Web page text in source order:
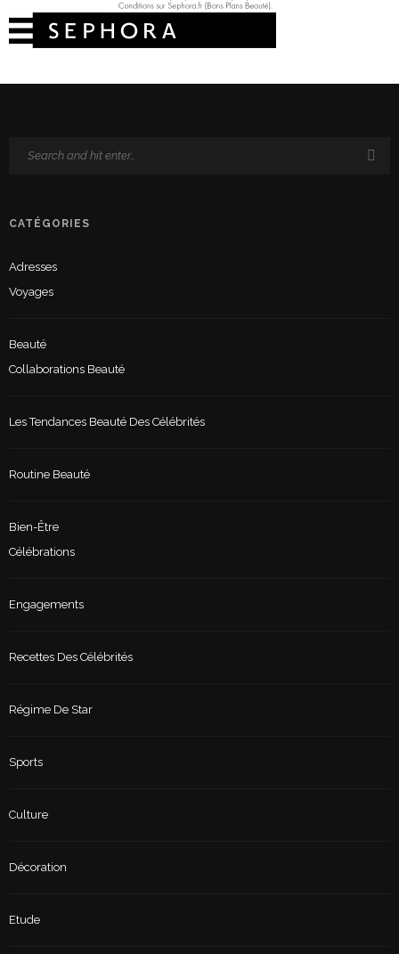
CATÉGORIES
Adresses
Voyages
Beauté
Collaborations Beauté
Les Tendances Beauté Des Célébrités
Routine Beauté
Bien-Être
Célébrations
Engagements
Recettes Des Célébrités
Régime De Star
Sports
Culture
Décoration
Etude